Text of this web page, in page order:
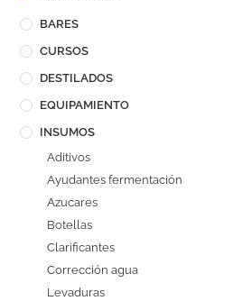
BARES
CURSOS
DESTILADOS
EQUIPAMIENTO
INSUMOS
Aditivos
Ayudantes fermentación
Azucares
Botellas
Clarificantes
Corrección agua
Levaduras